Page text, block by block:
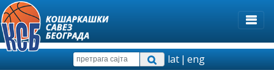
lat|eng